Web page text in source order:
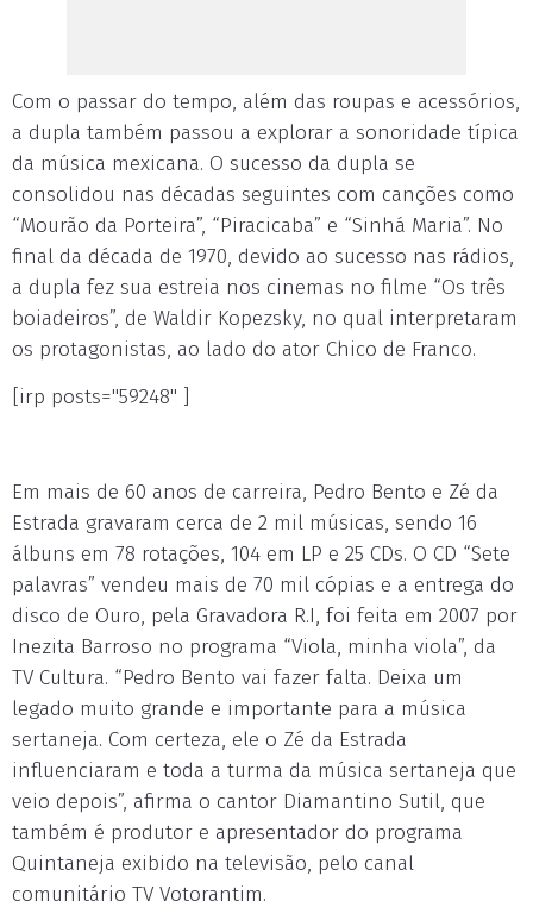
Com o passar do tempo, além das roupas e acessórios,
a dupla também passou a explorar a sonoridade típica
da música mexicana. O sucesso da dupla se
consolidou nas décadas seguintes com canções como
“Mourão da Porteira”, “Piracicaba” e “Sinhá Maria”. No
final da década de 1970, devido ao sucesso nas rádios,
a dupla fez sua estreia nos cinemas no filme “Os três
boiadeiros”, de Waldir Kopezsky, no qual interpretaram
os protagonistas, ao lado do ator Chico de Franco.
[irp posts="59248" ]
Em mais de 60 anos de carreira, Pedro Bento e Zé da
Estrada gravaram cerca de 2 mil músicas, sendo 16
álbuns em 78 rotações, 104 em LP e 25 CDs. O CD “Sete
palavras” vendeu mais de 70 mil cópias e a entrega do
disco de Ouro, pela Gravadora R.I, foi feita em 2007 por
Inezita Barroso no programa “Viola, minha viola”, da
TV Cultura. “Pedro Bento vai fazer falta. Deixa um
legado muito grande e importante para a música
sertaneja. Com certeza, ele o Zé da Estrada
influenciaram e toda a turma da música sertaneja que
veio depois”, afirma o cantor Diamantino Sutil, que
também é produtor e apresentador do programa
Quintaneja exibido na televisão, pelo canal
comunitário TV Votorantim.